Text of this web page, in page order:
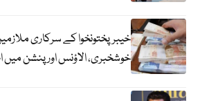
خیبرپختونخوا کے سرکاری
خوشخبری، الاؤنس اور پنشن میں